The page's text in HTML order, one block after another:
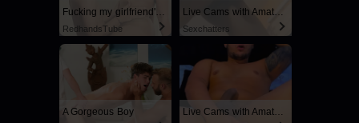
Fucking my girlfriend's hot mommy by mistake
RedhandsTube
Live Cams with Amateur Men
Sexchatters
A Gorgeous Boy Live Cams with Amateur Men